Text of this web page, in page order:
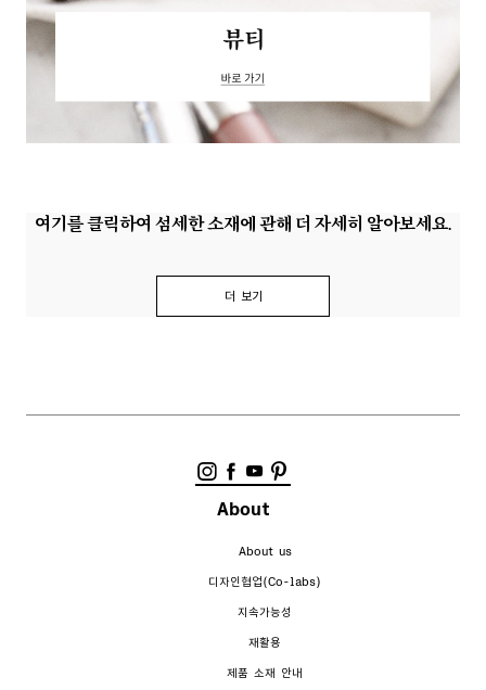
여기를 클릭하여 섬세한 소재에 관해 더 자세히 알아보세요.
더 보기
About
About us
디자인협업(Co-labs)
지속가능성
재활용
제품 소재 안내